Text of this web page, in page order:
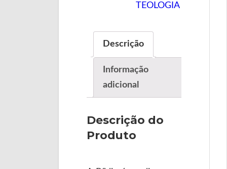
TEOLOGIA
Descrição
Informação
adicional
Descrição do
Produto